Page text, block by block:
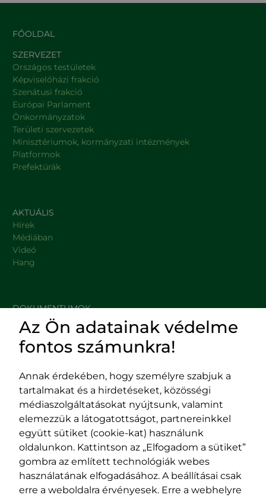
FŐOLDAL
SZERVEZET
Országos testületek
Képviselőházi frakció
Szenátusi frakció
Európai Parlament
Önkormányzatok
Területi szervezetek
Minisztériumok, kormányzati intézmények
Platformok
Prefektúrák
AKTUÁLIS
Hírek
Médiában
Videó
Hang
DOKUMENTUMOK
HASZNOS LINKEK
Impresszum
Adatvédelmi szabályzat
EPP program
400029 Kolozsvár,
Fürdő (Card. Iuliu Hossu) utca, 41.
szám
tel/fax:0723 250 321
email:office@rmdsz.ro
400489 Kolozsvár,
Majális utca, 60.
szám
tel/fax:0264 590 758
email:
Az Ön adatainak védelme
fontos számunkra!
Annak érdekében, hogy személyre szabjuk a
tartalmakat és a hirdetéseket, közösségi
médiaszolgáltatásokat nyújtsunk, valamint
elemezzük a látogatottságot, partnereinkkel
együtt sütiket (cookie-kat) használunk
oldalunkon. Kattintson az „Elfogadom a sütiket”
gombra az említett technológiák webes
használatának elfogadásához. A beállításai csak
erre a weboldalra érvényesek. Erre a webhelyre